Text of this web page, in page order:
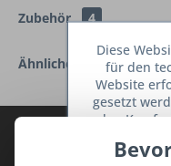
Zubehör 4
Ähnliche Artikel
TraumKüche
Diese
für den
Website
gesetzt
den
dienen